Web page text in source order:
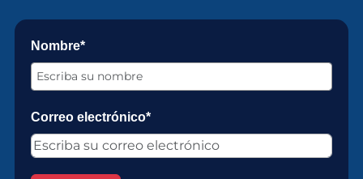
Nombre*
Correo electrónico*